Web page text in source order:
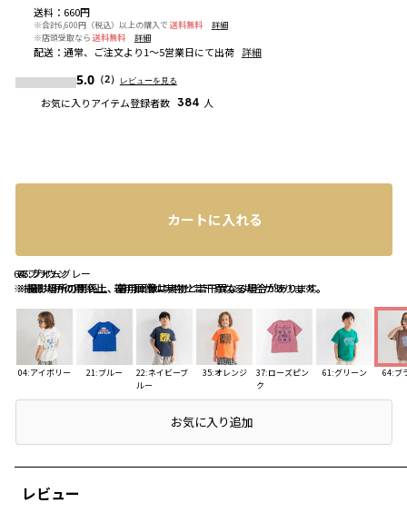
64:ブラウン
※撮影場所の関係上、着用画像は実物と若干異なる場合があります。
65:ライム
※撮影場所の関係上、着用画像は実物と若干異なる場合があります。
77:ブルーグレー
※撮影場所の関係上、着用画像は実物と若干異なる場合があります。
04:アイボリー 21:ブルー
22:ネイビーブ
ルー
35:オレンジ
37:ローズピン
ク
61:グリーン 64:ブ
レビュー
送料： 660円
※合計6,600円（税込）以上の購入で 送料無料
詳細
※店頭受取なら 送料無料 詳細
配送： 通常、ご注文より1～5営業日にて出荷 詳細
5.0（2） レビューを見る
お気に入りアイテム登録者数 384 人
カートに入れる
店頭在庫を確認するお気に入り追加